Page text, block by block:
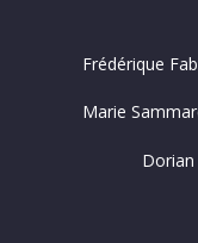
Frédérique
Marie
Dorian